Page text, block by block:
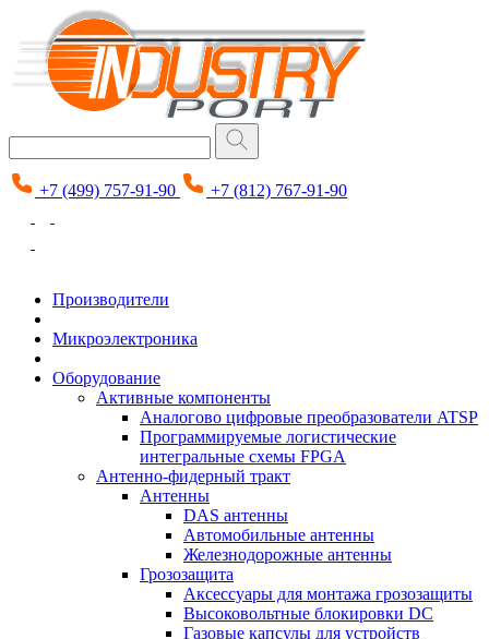
+7 (499) 757-91-90 +7 (812) 767-91-90
Производители
Микроэлектроника
Оборудование
Активные компоненты
Аналогово цифровые преобразователи ATSP
Программируемые логистические
интегральные схемы FPGA
Антенно-фидерный тракт
Антенны
DAS антенны
Автомобильные антенны
Железнодорожные антенны
Грозозащита
Аксессуары для монтажа грозозащиты
Высоковольтные блокировки DC
Газовые капсулы для устройств